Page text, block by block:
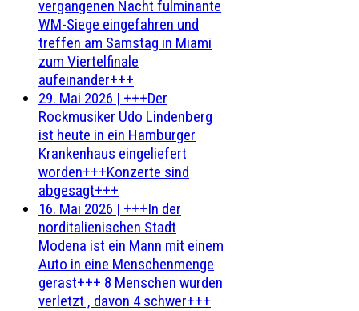
vergangenen Nacht fulminante
WM-Siege eingefahren und
treffen am Samstag in Miami
zum Viertelfinale
aufeinander+++
29. Mai 2026 | +++Der
Rockmusiker Udo Lindenberg
ist heute in ein Hamburger
Krankenhaus eingeliefert
worden+++Konzerte sind
abgesagt+++
16. Mai 2026 | +++In der
norditalienischen Stadt
Modena ist ein Mann mit einem
Auto in eine Menschenmenge
gerast+++ 8 Menschen wurden
verletzt , davon 4 schwer+++